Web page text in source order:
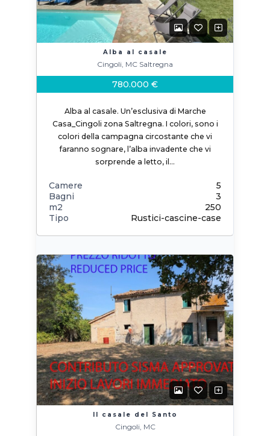
Alba al casale
Cingoli, MC Saltregna
780.000 €
Alba al casale. Un’esclusiva di Marche
Casa_Cingoli zona Saltregna. I colori, sono i
colori della campagna circostante che vi
faranno sognare, l’alba invadente che vi
sorprende a letto, il…
Camere
5
Bagni
3
m2
250
Tipo
Rustici-cascine-case
Il casale del Santo
Cingoli, MC